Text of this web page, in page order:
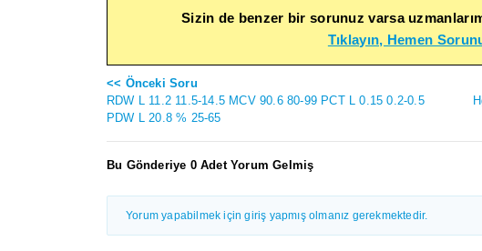
Sizin de benzer bir sorunuz varsa
Tıklayın, Hemen
<< Önceki Soru
RDW L 11.2 11.5-14.5 MCV 90.6 80-99 PCT L 0.15 0.2-0.5
PDW L 20.8 % 25-65
Bu Gönderiye 0 Adet Yorum Gelmiş
Yorum yapabilmek için giriş yapmış olmanız gerekmektedir.